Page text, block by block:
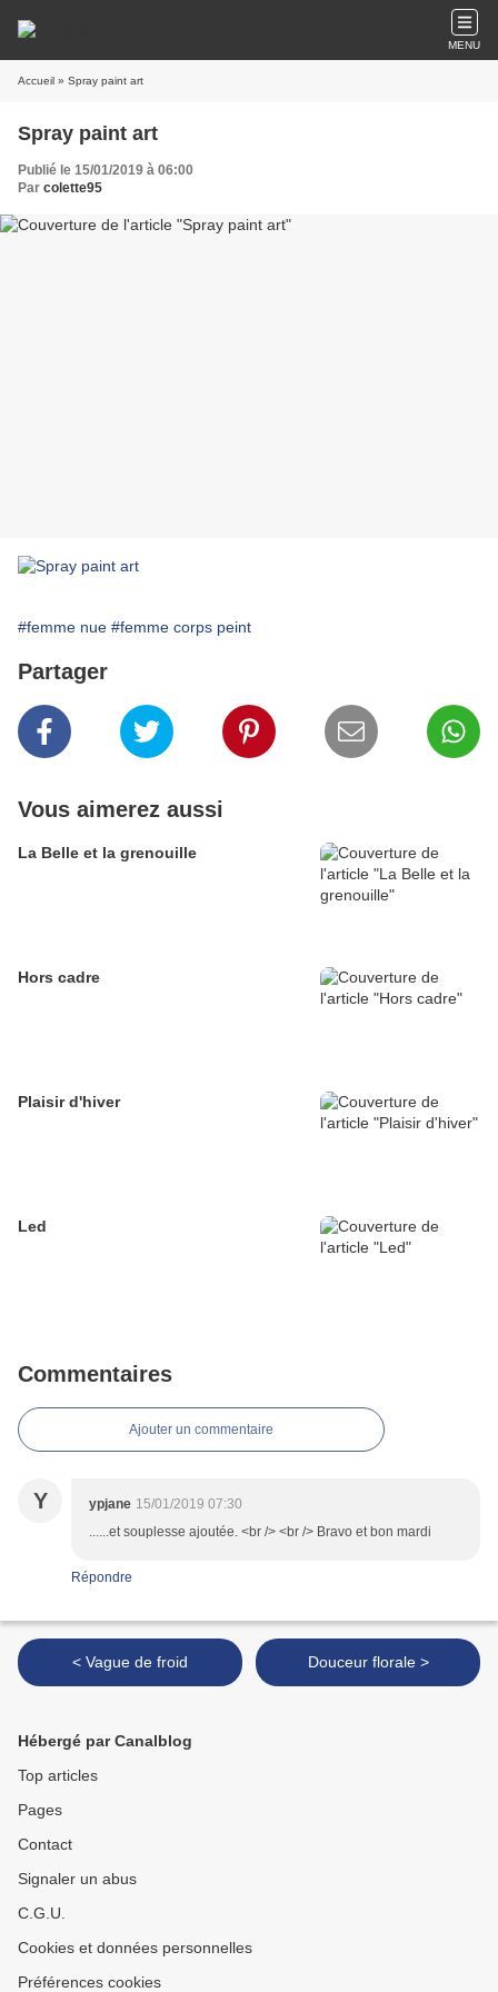
MENU
Accueil » Spray paint art
Spray paint art
Publié le 15/01/2019 à 06:00
Par colette95
#femme nue #femme corps peint
Partager
Vous aimerez aussi
La Belle et la grenouille
Hors cadre
Plaisir d'hiver
Led
Commentaires
Ajouter un commentaire
Y ypjane 15/01/2019 07:30
......et souplesse ajoutée. <br /> <br /> Bravo et bon mardi
Répondre
< Vague de froid Douceur florale >
Hébergé par Canalblog
Top articles
Pages
Contact
Signaler un abus
C.G.U.
Cookies et données personnelles
Préférences cookies